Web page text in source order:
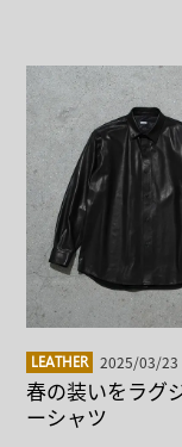
LEATHER 2025/03/23
春の装いをラグ
ーシャツ